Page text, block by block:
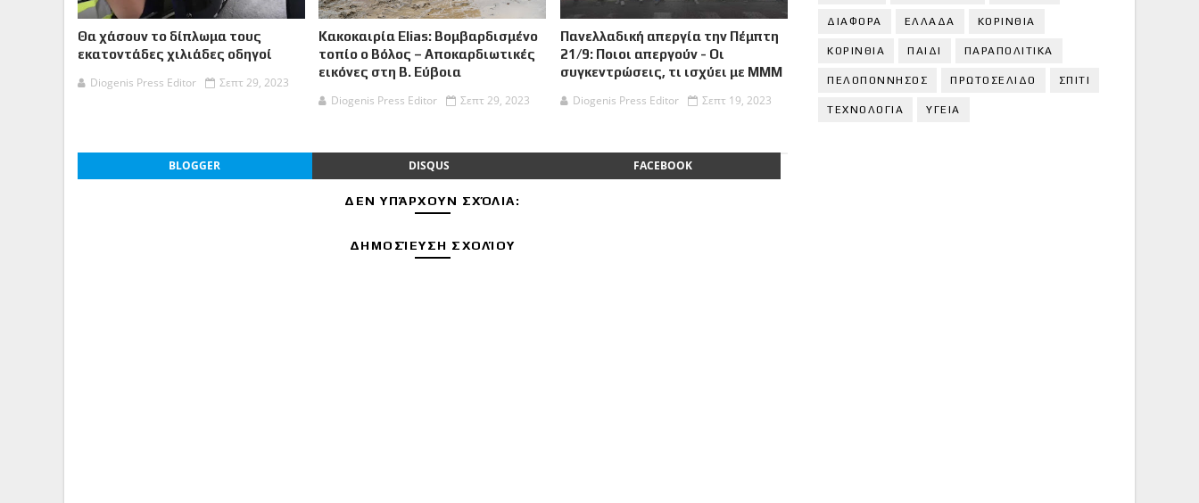
Θα χάσουν το δίπλωμα τους
εκατοντάδες χιλιάδες οδηγοί
Diogenis Press Editor
Σεπτ 29, 2023
Κακοκαιρία Elias: Βομβαρδισμένο
τοπίο ο Βόλος – Αποκαρδιωτικές
εικόνες στη Β. Εύβοια
Diogenis Press Editor
Σεπτ 29, 2023
Πανελλαδική απεργία την Πέμπτη
21/9: Ποιοι απεργούν - Οι
συγκεντρώσεις, τι ισχύει με ΜΜΜ
Diogenis Press Editor
Σεπτ 19, 2023
BLOGGER DISQUS FACEBOOK
ΔΕΝ ΥΠΆΡΧΟΥΝ ΣΧΌΛΙΑ:
ΔΗΜΟΣΊΕΥΣΗ ΣΧΟΛΊΟΥ
ΔΙΑΦΟΡΑ ΕΛΛΑΔΑ ΚΟΡΙΝΘΙΑ
ΚΟΡΙΝΘΙA ΠΑΙΔΙ ΠΑΡΑΠΟΛΙΤΙΚΑ
ΠΕΛΟΠΟΝΝΗΣΟΣ ΠΡΩΤΟΣΕΛΙΔΟ ΣΠΙΤΙ
ΤΕΧΝΟΛΟΓΙΑ ΥΓΕΙΑ